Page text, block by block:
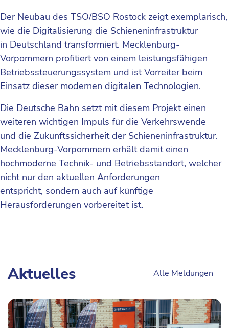
Der Neubau des TSO/BSO Rostock zeigt exemplarisch,
wie die Digitalisierung die Schieneninfrastruktur
in Deutschland transformiert. Mecklenburg-
Vorpommern profitiert von einem leistungsfähigen
Betriebssteuerungssystem und ist Vorreiter beim
Einsatz dieser modernen digitalen Technologien.
Die Deutsche Bahn setzt mit diesem Projekt einen
weiteren wichtigen Impuls für die Verkehrswende
und die Zukunftssicherheit der Schieneninfrastruktur.
Mecklenburg-Vorpommern erhält damit einen
hochmoderne Technik- und Betriebsstandort, welcher
nicht nur den aktuellen Anforderungen
entspricht, sondern auch auf künftige
Herausforderungen vorbereitet ist.
Aktuelles Alle Meldungen